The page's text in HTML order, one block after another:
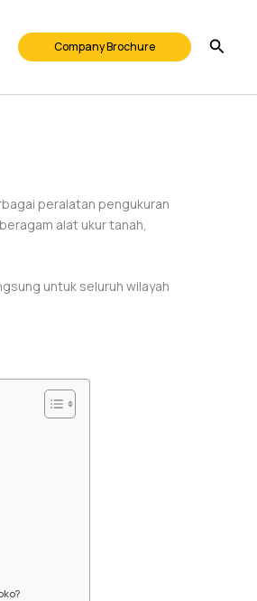
Company Brochure
peralatan pengukuran
alat ukur tanah,
untuk seluruh wilayah